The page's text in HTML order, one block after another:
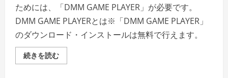
ためには、「DMM GAME PLAYER」が必要です。
DMM GAME PLAYERとは※「DMM GAME PLAYER」
のダウンロード・インストールは無料で行えます。
続きを読む絶
体